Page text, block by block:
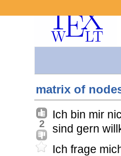
matrix of
2
Ich bin mir
sind gern
Ich frage